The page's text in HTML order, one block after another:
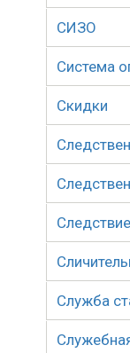
СИЗО
Система
Скидки
Следствие
Служба